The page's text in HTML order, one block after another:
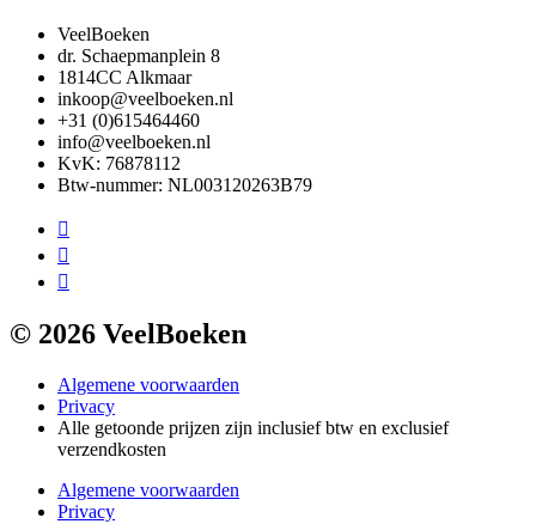
VeelBoeken
dr. Schaepmanplein 8
1814CC Alkmaar
inkoop@veelboeken.nl
+31 (0)615464460
info@veelboeken.nl
KvK: 76878112
Btw-nummer: NL003120263B79
© 2026 VeelBoeken
Algemene voorwaarden
Privacy
Alle getoonde prijzen zijn inclusief btw en exclusief
verzendkosten
Algemene voorwaarden
Privacy